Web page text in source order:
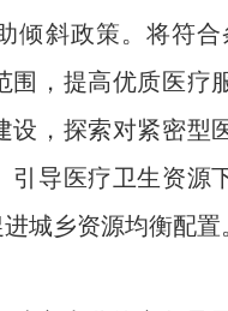
倾斜政策。 将符合
围，提高优质医疗
设，探索对紧密型
引导医疗卫生资源
进城乡资源均衡配置